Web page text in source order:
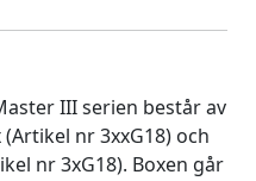
III serien består av
nr 3xxG18) och
nr 3xG18). Boxen går